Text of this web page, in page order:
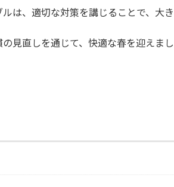
は、適切な対策を講じることで、大き
見直しを通じて、快適な春を迎えまし